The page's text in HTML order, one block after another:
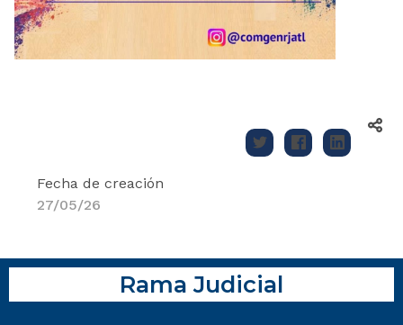
Fecha de creación
27/05/26
Rama Judicial